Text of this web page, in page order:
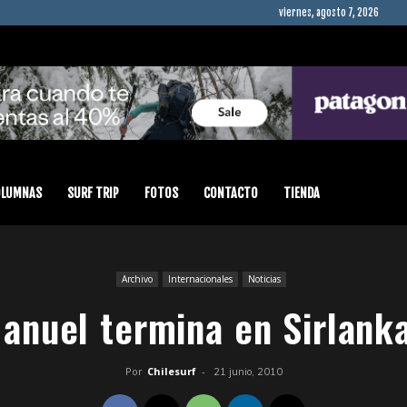
viernes, agosto 7, 2026
SURF TRIP FOTOS CONTACTO TIENDA
Archivo Internacionales Noticias
termina en
Por Chilesurf - 21 junio, 2010